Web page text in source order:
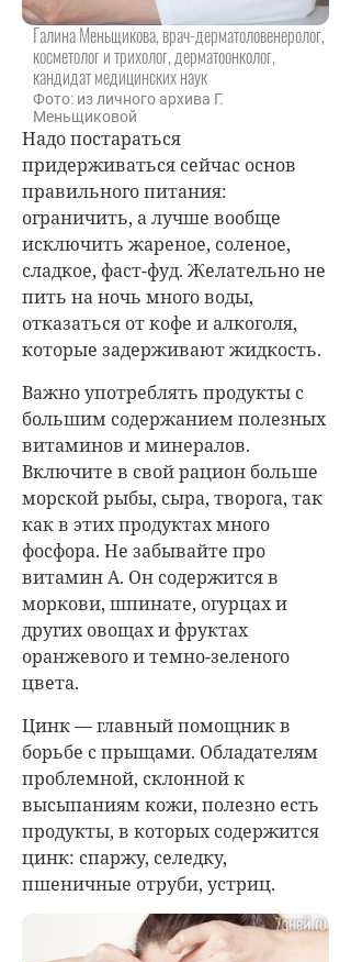
Галина Меньщикова, врач-дерматоловенеролог,
косметолог и трихолог, дерматоонколог,
кандидат медицинских наук
Фото: из личного архива Г.
Меньщиковой
Надо постараться
придерживаться сейчас основ
правильного питания:
ограничить, а лучше вообще
исключить жареное, соленое,
сладкое, фаст-фуд. Желательно не
пить на ночь много воды,
отказаться от кофе и алкоголя,
которые задерживают жидкость.
Важно употреблять продукты с
большим содержанием полезных
витаминов и минералов.
Включите в свой рацион больше
морской рыбы, сыра, творога, так
как в этих продуктах много
фосфора. Не забывайте про
витамин А. Он содержится в
моркови, шпинате, огурцах и
других овощах и фруктах
оранжевого и темно-зеленого
цвета.
Цинк — главный помощник в
борьбе с прыщами. Обладателям
проблемной, склонной к
высыпаниям кожи, полезно есть
продукты, в которых содержится
цинк: спаржу, селедку,
пшеничные отруби, устриц.